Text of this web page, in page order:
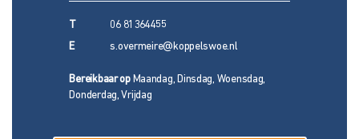
06 81364455
E s.overmeire@koppelswoe.nl
Bereikbaar opMaandag, Dinsdag, Woensdag,
Donderdag, Vrijdag